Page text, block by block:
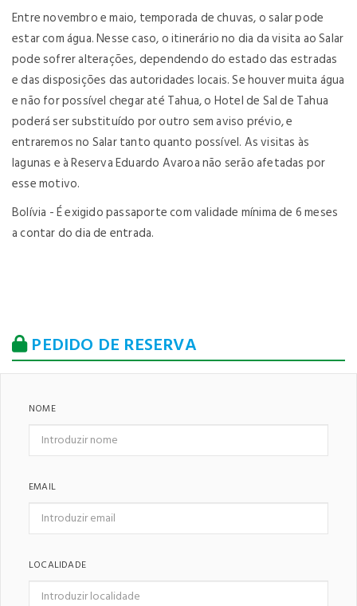
Entre novembro e maio, temporada de chuvas, o salar pode
estar com água. Nesse caso, o itinerário no dia da visita ao Salar
pode sofrer alterações, dependendo do estado das estradas
e das disposições das autoridades locais. Se houver muita água
e não for possível chegar até Tahua, o Hotel de Sal de Tahua
poderá ser substituído por outro sem aviso prévio, e
entraremos no Salar tanto quanto possível. As visitas às
lagunas e à Reserva Eduardo Avaroa não serão afetadas por
esse motivo.
Bolívia - É exigido passaporte com validade mínima de 6 meses
a contar do dia de entrada.
PEDIDO DE RESERVA
NOME
EMAIL
LOCALIDADE